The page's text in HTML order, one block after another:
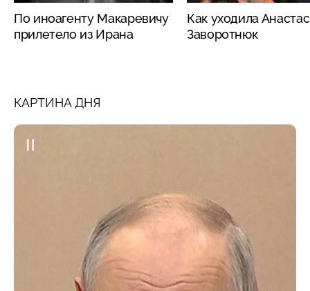
По иноагенту Макаревичу
прилетело из Ирана
Как уходила
Заворотнюк
КАРТИНА ДНЯ